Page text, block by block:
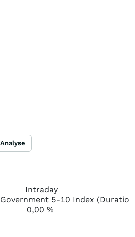
Analyse
Intraday
0,00 %